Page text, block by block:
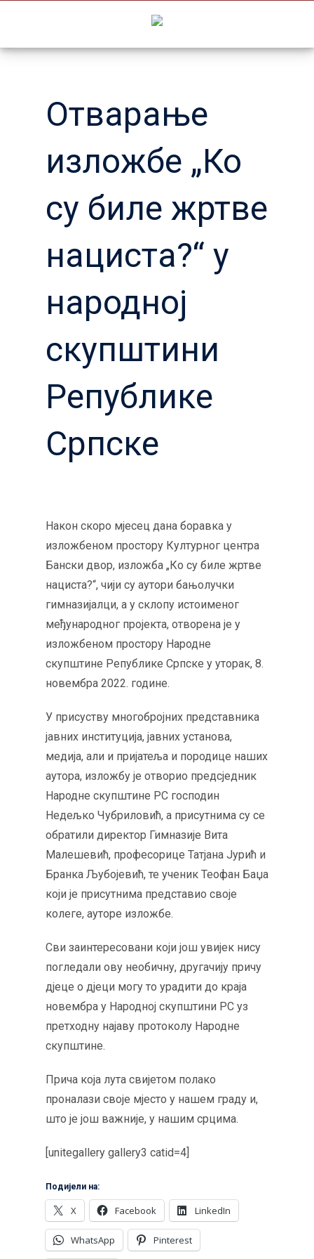
Отварање
изложбе „Ко
су биле жртве
нациста?“ у
народној
скупштини
Републике
Српске
Након скоро мјесец дана боравка у
изложбеном простору Културног центра
Бански двор, изложба „Ко су биле жртве
нациста?“, чији су аутори бањолучки
гимназијалци, а у склопу истоименог
међународног пројекта, отворена је у
изложбеном простору Народне
скупштине Републике Српске у уторак, 8.
новембра 2022. године.
У присуству многобројних представника
јавних институција, јавних установа,
медија, али и пријатеља и породице наших
аутора, изложбу је отворио предсједник
Народне скупштине РС господин
Недељко Чубриловић, а присутнима су се
обратили директор Гимназије Вита
Малешевић, професорице Татјана Јурић и
Бранка Љубојевић, те ученик Теофан Баџа
који је присутнима представио своје
колеге, ауторе изложбе.
Сви заинтересовани који још увијек нису
погледали ову необичну, другачију причу
дјеце о дјеци могу то урадити до краја
новембра у Народној скупштини РС уз
претходну најаву протоколу Народне
скупштине.
Прича која лута свијетом полако
проналази своје мјесто у нашем граду и,
што је још важније, у нашим срцима.
[unitegallery gallery3 catid=4]
Подијели на:
X Facebook LinkedIn
WhatsApp Pinterest